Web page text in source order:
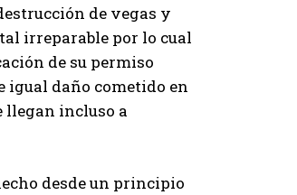
de vegas y
irreparable por lo cual
de su permiso
igual daño cometido en
llegan incluso a
desde un principio